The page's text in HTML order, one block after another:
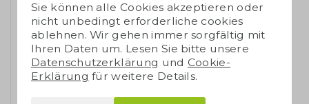
Sie können alle Cookies akzeptieren oder
nicht unbedingt erforderliche cookies
ablehnen. Wir gehen immer sorgfältig mit
Ihren Daten um. Lesen Sie bitte unsere
Datenschutzerklärung und Cookie-
Erklärung für weitere Details.